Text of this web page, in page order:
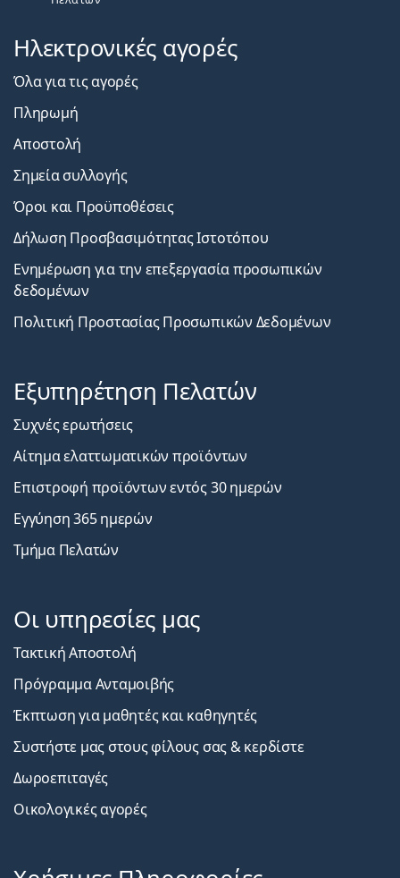
Ηλεκτρονικές αγορές
Όλα για τις αγορές
Πληρωμή
Αποστολή
Σημεία συλλογής
Όροι και Προϋποθέσεις
Δήλωση Προσβασιμότητας Ιστοτόπου
Ενημέρωση για την επεξεργασία προσωπικών
δεδομένων
Πολιτική Προστασίας Προσωπικών Δεδομένων
Εξυπηρέτηση Πελατών
Συχνές ερωτήσεις
Αίτημα ελαττωματικών προϊόντων
Επιστροφή προϊόντων εντός 30 ημερών
Εγγύηση 365 ημερών
Τμήμα Πελατών
Οι υπηρεσίες μας
Τακτική Αποστολή
Πρόγραμμα Ανταμοιβής
Έκπτωση για μαθητές και καθηγητές
Συστήστε μας στους φίλους σας & κερδίστε
Δωροεπιταγές
Οικολογικές αγορές